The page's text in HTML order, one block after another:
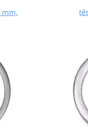
mm,